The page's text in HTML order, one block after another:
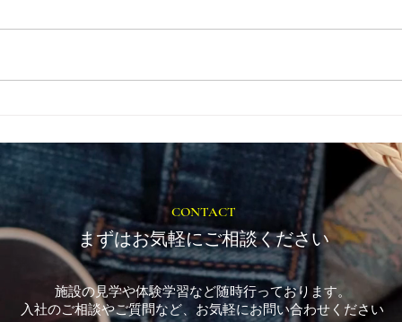
CONTACT
まずはお気軽にご相談ください
施設の見学や体験学習など随時行っております。
入社のご相談やご質問など、お気軽にお問い合わせください